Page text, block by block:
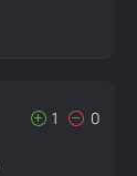
1 0